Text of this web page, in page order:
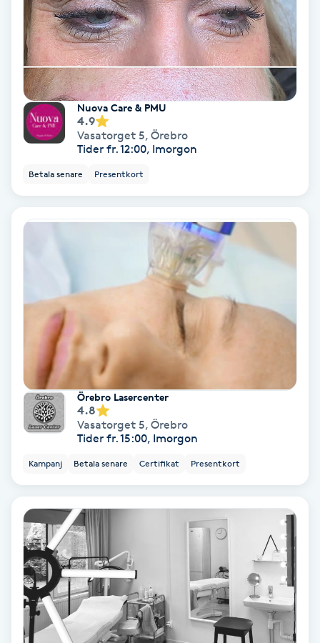
Hårborttagning
Hårbottenbehandling
Hårförlängning
Hårvård
Hälsa
Idrottsmassage
IPL
IPL hårborttagning
IR-massage
Japansk massage
Katun fransar
Kemisk peeling
Keratinbehandling
Nuova Care & PMU
4.9
Vasatorget 5, Örebro
Tider fr. 12:00, Imorgon
Betala senare Presentkort
Örebro Lasercenter
4.8
Vasatorget 5, Örebro
Tider fr. 15:00, Imorgon
Kampanj Betala senare Certifikat Presentkort